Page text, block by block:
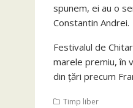
spunem, ei au o
Constantin Andrei.
Festivalul de
marele premiu, în
din țări precum
Timp liber